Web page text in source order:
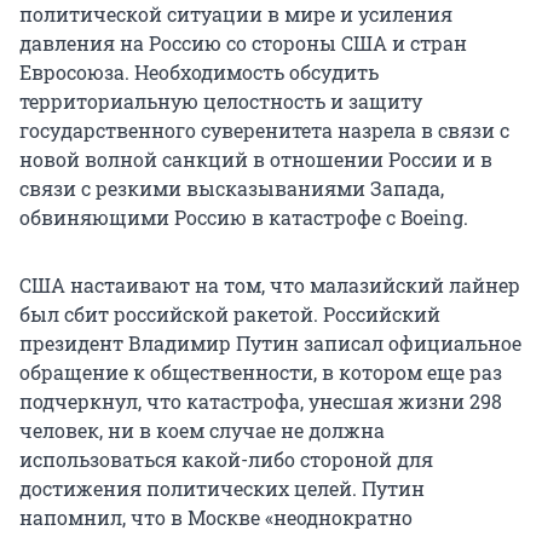
политической ситуации в мире и усиления
давления на Россию со стороны США и стран
Евросоюза. Необходимость обсудить
территориальную целостность и защиту
государственного суверенитета назрела в связи с
новой волной санкций в отношении России и в
связи с резкими высказываниями Запада,
обвиняющими Россию в катастрофе с Boeing.
США настаивают на том, что малазийский лайнер
был сбит российской ракетой. Российский
президент Владимир Путин записал официальное
обращение к общественности, в котором еще раз
подчеркнул, что катастрофа, унесшая жизни 298
человек, ни в коем случае не должна
использоваться какой-либо стороной для
достижения политических целей. Путин
напомнил, что в Москве «неоднократно